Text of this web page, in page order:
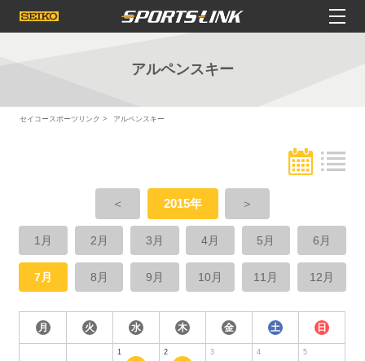
アルペンスキー
セイコースポーツリンク アルペンスキー
＜ 2015年 ＞
1月 2月 3月 4月 5月 6月
7月 8月 9月 10月 11月 12月
月 火 水 木 金 土 日
1 2 3 4 5